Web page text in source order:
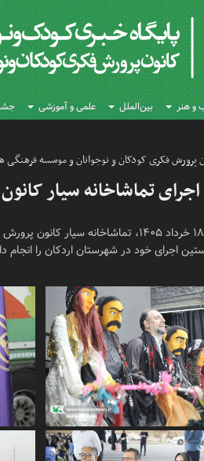
و هنر بین‌الملل علمی و آموزشی
پرورش فکری کودکان و نوجوانان و موسسه فرهنگی
تماشاخانه سیار
عصر دوشنبه ۱۸ خرداد ۱۴۰۵،
اجرای خود در شهرستان اردکان را انجام